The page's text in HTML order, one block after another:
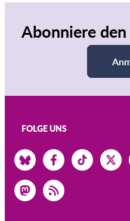
Abonniere
FOLGE UNS